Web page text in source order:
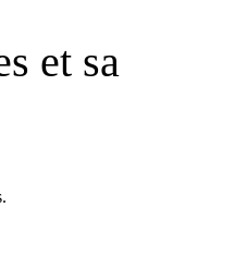
et sa